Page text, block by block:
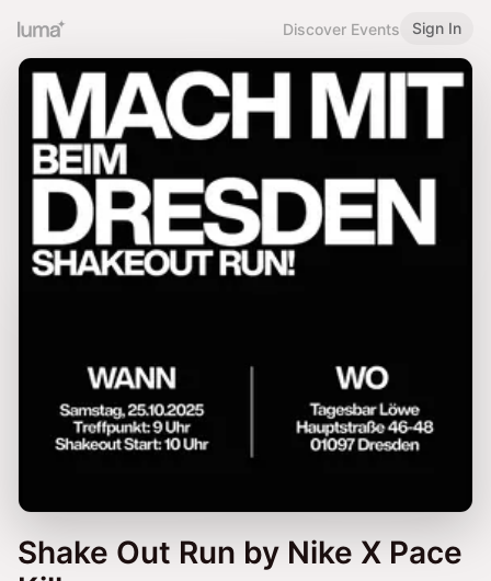
Discover Events Sign In
Shake Out Run by Nike X Pace